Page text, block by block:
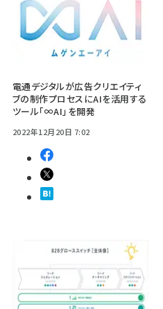
電通デジタルが広告クリエイティ
ブの制作プロセスにAIを活用する
ツール「∞AI」を開発
2022年12月20日 7:02